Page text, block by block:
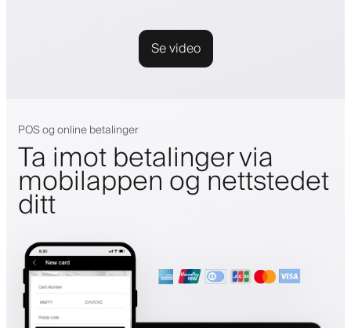
Se video
POS og online betalinger
Ta imot betalinger via
mobilappen og nettstedet
ditt